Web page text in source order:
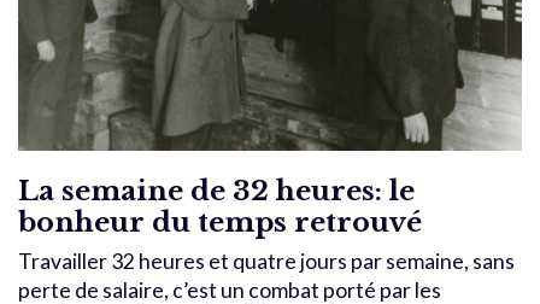
La semaine de 32 heures: le
bonheur du temps retrouvé
Travailler 32 heures et quatre jours par semaine, sans
perte de salaire, c’est un combat porté par les